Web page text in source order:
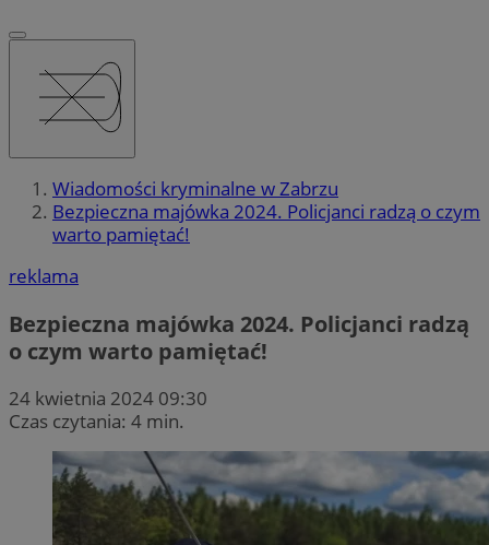
Wiadomości kryminalne w Zabrzu
Bezpieczna majówka 2024. Policjanci radzą o czym
warto pamiętać!
reklama
Bezpieczna majówka 2024. Policjanci radzą
o czym warto pamiętać!
24 kwietnia 2024 09:30
Czas czytania: 4 min.